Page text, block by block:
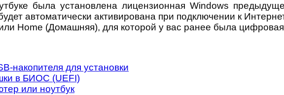
была установлена лицензионная Windows
автоматически активирована при подключении к
Home (Домашняя), для которой у вас ранее была цифровая
накопителя для установки
в БИОС (UEFI)
или ноутбук